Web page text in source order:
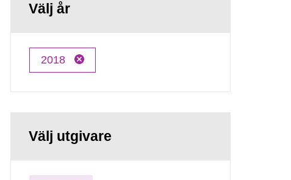
Välj år
2018
Välj utgivare